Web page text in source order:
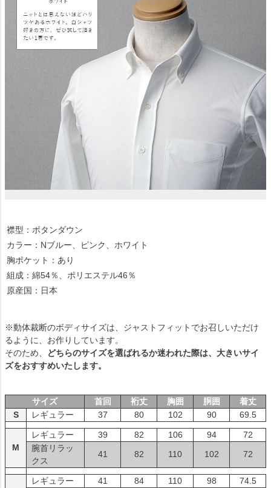
襟型：ボタンダウン
カラー：Nブルー、ピンク、ホワイト
胸ポケット：あり
組成：綿54％、ポリエステル46％
原産国：日本
※動体裁断のボディサイズは、ジャストフィットでお召しいただけ
るように、お作りしています。
そのため、
どちらのサイズを選ばれるか迷われた際は、大きいサイ
ズをおすすめいたします。
サイズ 首回 裄丈 胸囲 胴囲
着丈
S
レギュラー 37 80 102 90 69.5
M
レギュラー 39 82 106 94
72
腕首リラッ
クス
41 82 110 102 72
レギュラー 41 84 110 98
74.5